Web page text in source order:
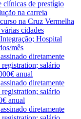
clínicas de prestígio
na carreia
na Cruz Vermelha
cidades
Hospital
mês
diretamente
salário
anual
diretamente
salário
anual
diretamente